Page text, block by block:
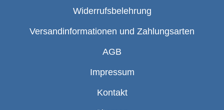
Widerrufsbelehrung
Versandinformationen und Zahlungsarten
AGB
Impressum
Kontakt